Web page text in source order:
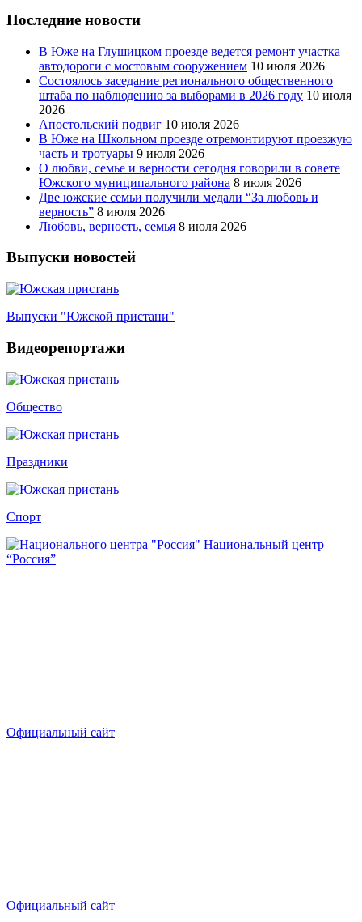
Последние новости
В Юже на Глушицком проезде ведется ремонт участка
автодороги с мостовым сооружением 10 июля 2026
Состоялось заседание регионального общественного
штаба по наблюдению за выборами в 2026 году 10 июля
2026
Апостольский подвиг 10 июля 2026
В Юже на Школьном проезде отремонтируют проезжую
часть и тротуары 9 июля 2026
О любви, семье и верности сегодня говорили в совете
Южского муниципального района 8 июля 2026
Две южские семьи получили медали “За любовь и
верность” 8 июля 2026
Любовь, верность, семья 8 июля 2026
Выпуски новостей
Выпуски "Южской пристани"
Видеорепортажи
Общество
Праздники
Спорт
Национальный центр
“Россия”
Официальный сайт
Официальный сайт